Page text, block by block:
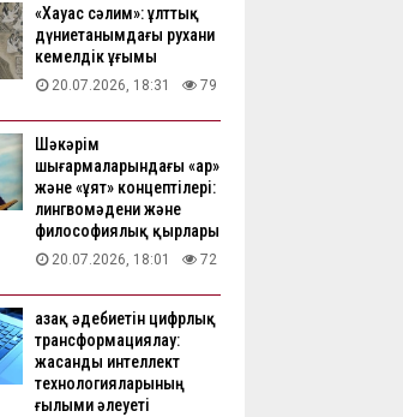
«Хауас сәлим»: ұлттық
дүниетанымдағы рухани
кемелдік ұғымы
20.07.2026, 18:31 79
Шәкәрім
шығармаларындағы «ар»
және «ұят» концептілері:
лингвомәдени және
философиялық қырлары
20.07.2026, 18:01 72
Қазақ әдебиетін цифрлық
трансформациялау:
жасанды интеллект
технологияларының
ғылыми әлеуеті